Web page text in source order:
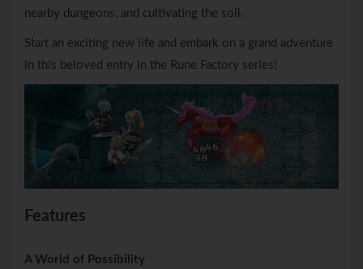
nearby dungeons, and cultivating the soil.
Start an exciting new life and embark on a grand adventure
in this beloved entry in the Rune Factory series!
Features
A World of Possibility